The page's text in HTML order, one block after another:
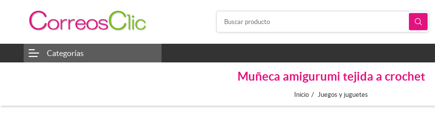
Categorías
Muñeca amigurumi tejida a crochet
Inicio / Juegos y juguetes